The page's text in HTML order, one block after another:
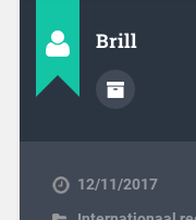
Brill
12/11/2017